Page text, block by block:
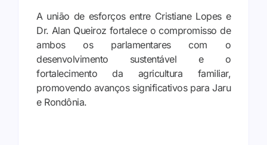
A união de esforços entre Cristiane Lopes e
Dr. Alan Queiroz fortalece o compromisso de
ambos os parlamentares com o
desenvolvimento sustentável e o
fortalecimento da agricultura familiar,
promovendo avanços significativos para Jaru
e Rondônia.